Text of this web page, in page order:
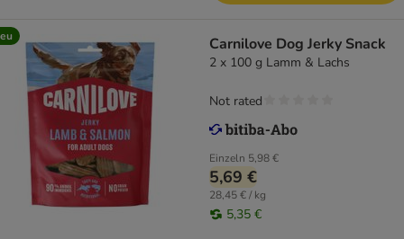
Carnilove Dog Jerky Snack
2 x 100 g Lamm & Lachs
Einzeln 5,98 €
5,69 €
28,45 € / kg
5,35 €
Not rated